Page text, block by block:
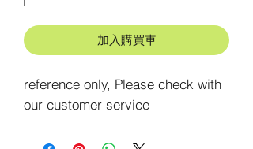
加入購買車
reference only, Please check with
our customer service